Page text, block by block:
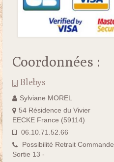
Coordonnées :
Blebys
Sylviane MOREL
54 Résidence du Vivier
EECKE France (59114)
06.10.71.52.66
Possibilité Retrait
Sortie 13 -